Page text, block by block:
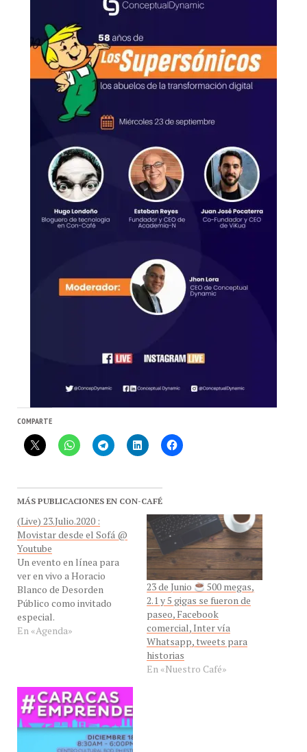
COMPARTE
MÁS PUBLICACIONES EN CON-CAFÉ
(Live) 23.Julio.2020 :
Movistar desde el Sofá @
Youtube
Un evento en línea para
ver en vivo a Horacio
Blanco de Desorden
Público como invitado
especial.
En «Agenda»
23 de Junio
500 megas,
2.1 y 5 gigas se fueron de
paseo, Facebook
comercial, Inter vía
Whatsapp, tweets para
historias
En «Nuestro Café»